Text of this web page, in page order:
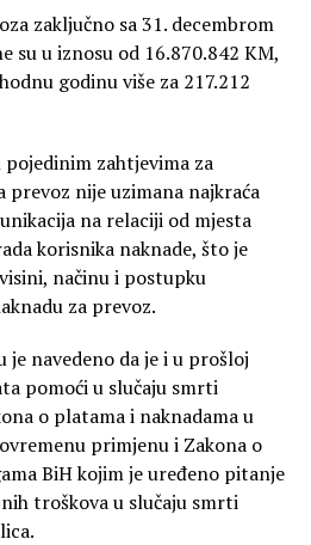
zaključno sa 31. decembrom
su u iznosu od 16.870.842 KM,
godinu više za 217.212
zahtjevima za
prevoz nije uzimana najkraća
na relaciji od mjesta
korisnika naknade, što je
načinu i postupku
za prevoz.
je navedeno da je i u prošloj
pomoći u slučaju smrti
o platama i naknadama u
primjenu i Zakona o
BiH kojim je uređeno pitanje
troškova u slučaju smrti